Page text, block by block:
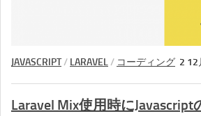
JAVASCRIPT/ LARAVEL/ コーディング 2 12
Laravel Mix使用時に